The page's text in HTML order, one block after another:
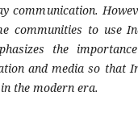
communication.
communities to use
the
and media so that
the modern era.